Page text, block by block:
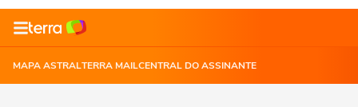
MAPA ASTRALTERRA MAILCENTRAL DO ASSINANTE